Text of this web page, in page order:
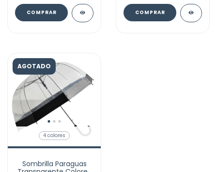
COMPRAR COMPRAR
AGOTADO
4 colores
Sombrilla Paraguas